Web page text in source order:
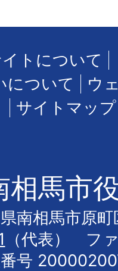
トについて
について
ウ
サイトマップ
相馬市
南相馬市原町
（代表） フ
号